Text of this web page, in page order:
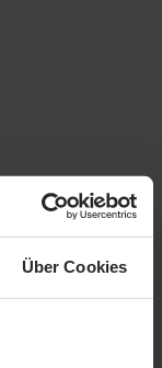
Über Cookies
enge Räume?